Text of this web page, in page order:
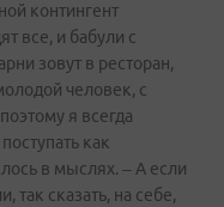
контингент
все, и бабули с
зовут в ресторан,
человек, с
я всегда
как
в мыслях. – А если
так сказать, на себе,